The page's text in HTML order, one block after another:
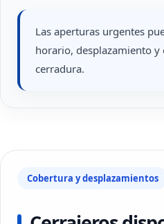
Las aperturas urgentes
horario, desplazamiento y
cerradura.
Cobertura y desplazamientos